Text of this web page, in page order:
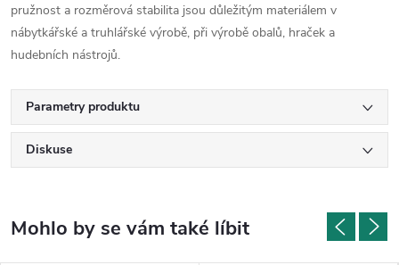
pružnost a rozměrová stabilita jsou důležitým materiálem v
nábytkářské a truhlářské výrobě, při výrobě obalů, hraček a
hudebních nástrojů.
Parametry produktu
Diskuse